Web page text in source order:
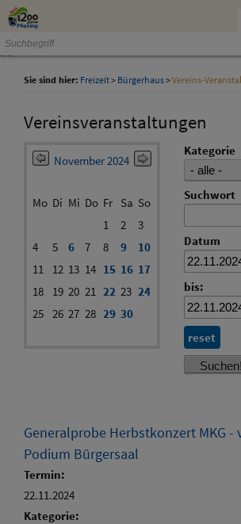
Zum Inhalt
Sie sind hier: Freizeit> Bürgerhaus>Vereins-
Vereinsveranstaltungen
November 2024
Mo Di Mi Do Fr Sa So
1
2
3
4
5 6 7 8 9
10
11
12 13 14 15 16 17
18
19 20 21 22 23 24
25 26 27 28 29 30
Kategorie
Suchwort
Datum
bis:
reset
Generalprobe Herbstkonzert MKG -
Podium Bürgersaal
Termin:
22.11.2024
Kategorie:
schließen